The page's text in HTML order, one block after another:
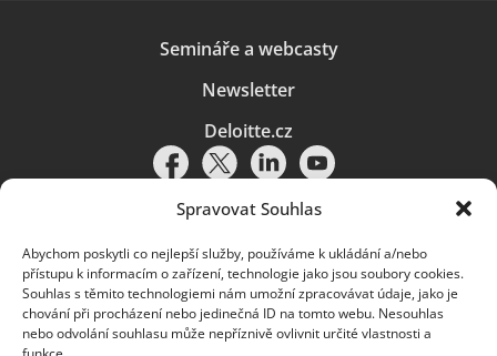
Spravovat Souhlas
Abychom poskytli co nejlepší služby, používáme k ukládání a/nebo
přístupu k informacím o zařízení, technologie jako jsou soubory cookies.
Souhlas s těmito technologiemi nám umožní zpracovávat údaje, jako je
chování při procházení nebo jedinečná ID na tomto webu. Nesouhlas
nebo odvolání souhlasu může nepříznivě ovlivnit určité vlastnosti a
Semináře a webcasty
Newsletter
Deloitte.cz
Pravidla používání|Ochrana osobních údajů|Soubory cookies |
Deloitte.cz
© 2026. Více informací najdete vPravidlech používání.